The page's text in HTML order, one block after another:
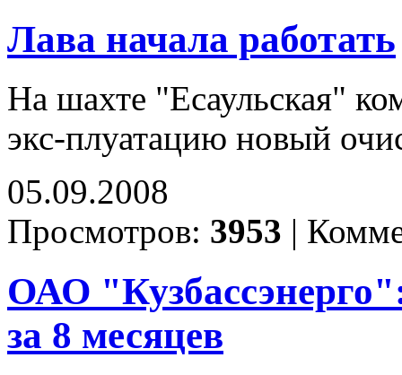
Лава начала работать
На шахте "Есаульская"
экс-плуатацию новый
05.09.2008
Просмотров: 3953 |
ОАО
за 8 месяцев